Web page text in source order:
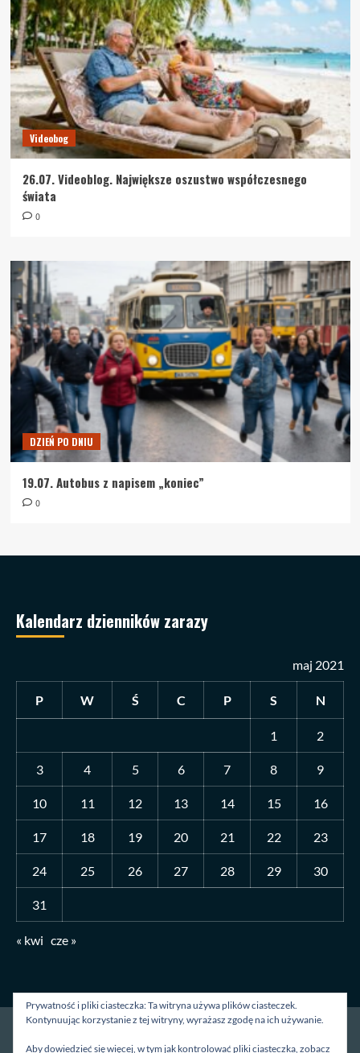
Videobog
26.07. Videoblog. Największe oszustwo współczesnego
świata
0
DZIEŃ PO DNIU
19.07. Autobus z napisem „koniec”
0
Kalendarz dzienników zarazy
maj 2021
P W Ś C P S N
1 2
3 4 5 6 7 8 9
10 11 12 13 14 15 16
17 18 19 20 21 22 23
24 25 26 27 28 29 30
31
« kwi cze »
Strona główna O mnie Blog Kontakt
Prywatność i pliki ciasteczka: Ta witryna używa plików ciasteczek.
Kontynuując korzystanie z tej witryny, wyrażasz zgodę na ich używanie.
Aby dowiedzieć się więcej, w tym jak kontrolować pliki ciasteczka, zobacz